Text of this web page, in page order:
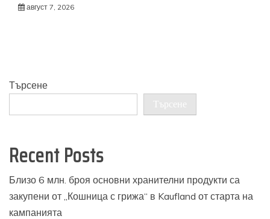
август 7, 2026
Търсене
Търсене
Recent Posts
Близо 6 млн. броя основни хранителни продукти са
закупени от „Кошница с грижа“ в Kaufland от старта на
кампанията